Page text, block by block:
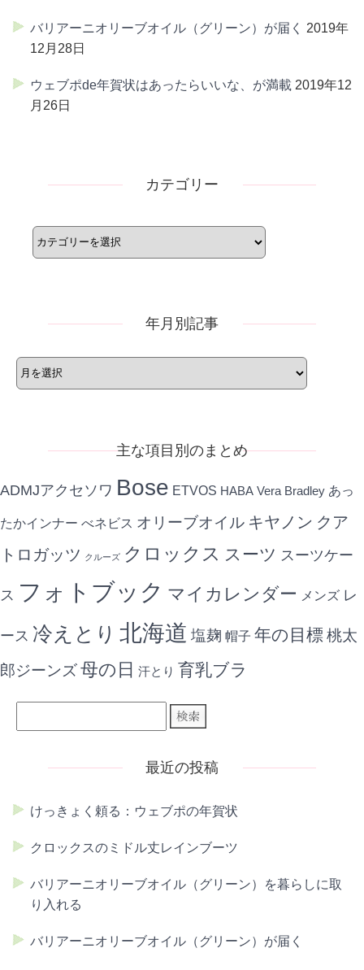
バリアーニオリーブオイル（グリーン）が届く
2019年
12月28日
ウェブポde年賀状はあったらいいな、が満載 2019年12
月26日
カテゴリー
年月別記事
主な項目別のまとめ
ADMJアクセソワ Bose ETVOS HABA Vera Bradley あっ
たかインナー べネビス オリーブオイル キヤノン クア
トロガッツ クルーズ クロックス スーツ スーツケー
ス フォトブック マイカレンダー メンズ レ
ース 冷えとり 北海道 塩麹 帽子 年の目標 桃太
郎ジーンズ母の日 汗とり 育乳ブラ
最近の投稿
けっきょく頼る：ウェブポの年賀状
クロックスのミドル丈レインブーツ
バリアーニオリーブオイル（グリーン）を暮らしに取
り入れる
バリアーニオリーブオイル（グリーン）が届く